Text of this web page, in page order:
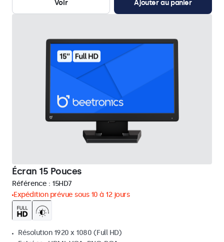
Voir Ajouter au panier
Écran 15 Pouces
Référence : 15HD7
Expédition prévue sous 10 à 12 jours
Résolution 1920 x 1080 (Full HD)